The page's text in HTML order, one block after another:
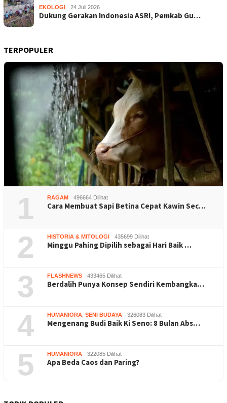
EKOLOGI 24 Juli 2026
Dukung Gerakan Indonesia ASRI, Pemkab Gu…
TERPOPULER
1 RAGAM 496664 Dilihat
Cara Membuat Sapi Betina Cepat Kawin Sec…
2 HISTORIA & MITOLOGI 435699 Dilihat
Minggu Pahing Dipilih sebagai Hari Baik …
3 FLASHNEWS 433465 Dilihat
Berdalih Punya Konsep Sendiri Kembangka…
4 HUMANIORA SENI BUDAYA 326083 Dilihat
Mengenang Budi Baik Ki Seno: 8 Bulan Abs…
5 HUMANIORA 322085 Dilihat
Apa Beda Caos dan Paring?